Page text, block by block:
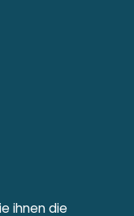
ihnen die